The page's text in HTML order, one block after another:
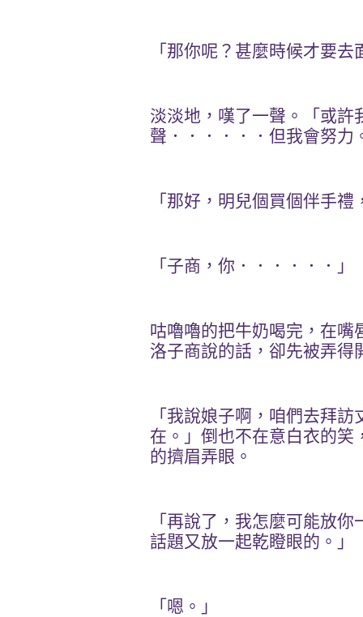
「那你呢？甚麼時候才要
淡淡地，嘆了一聲。「或許
聲．．．．．．但我會努力
「那好，明兒個買個伴手
「子商，你．．．．．．」
咕嚕嚕的把牛奶喝完，在嘴
洛子商說的話，卻先被弄得
「我說娘子啊，咱們去拜
在。」倒也不在意白衣的笑
的擠眉弄眼。
「再說了，我怎麼可能放
話題又放一起乾瞪眼的。」
「嗯。」